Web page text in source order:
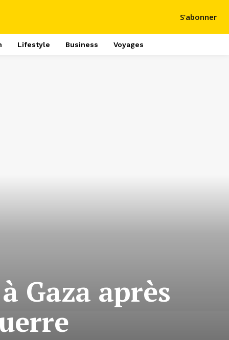
S’abonner
Lifestyle Business Voyages
Gaza après